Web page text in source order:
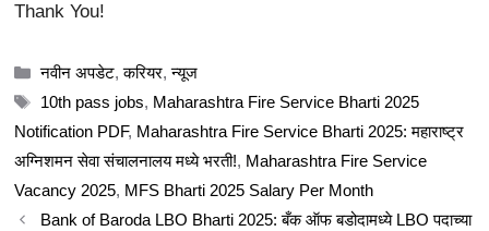
Thank You!
Categories
नवीन अपडेट,करियर,न्यूज
Tags
10th pass jobs, Maharashtra Fire Service Bharti 2025
Notification PDF, Maharashtra Fire Service Bharti 2025: महाराष्ट्र
अग्निशमन सेवा संचालनालय मध्ये भरती!, Maharashtra Fire Service
Vacancy 2025, MFS Bharti 2025 Salary Per Month
Bank of Baroda LBO Bharti 2025: बँक ऑफ बडोदामध्ये LBO पदाच्या